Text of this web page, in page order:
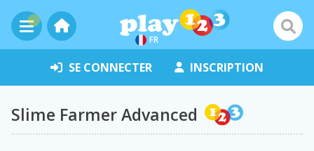
FR
SE CONNECTER INSCRIPTION
Slime Farmer Advanced